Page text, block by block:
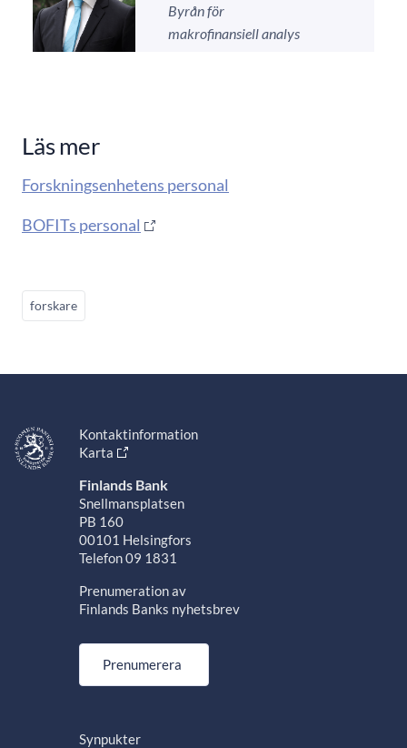
Byrån för
makrofinansiell analys
Läs mer
Forskningsenhetens personal
BOFITs personal
forskare
Kontaktinformation
Karta
Finlands Bank
Snellmansplatsen
PB 160
00101 Helsingfors
Telefon 09 1831
Prenumeration av
Finlands Banks nyhetsbrev
Prenumerera
Synpukter